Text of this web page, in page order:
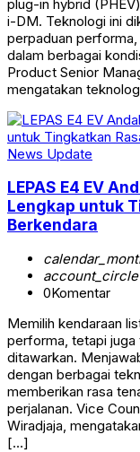
plug-in hybrid
i-DM. Teknologi ini
perpaduan
dalam berbagai
Product Senior
mengatakan
News Update
LEPAS E4 EV
Lengkap untuk
Berkendara
account_circle
0Komentar
Memilih kendaraan
performa, tetapi juga
ditawarkan.
dengan berbagai
memberikan rasa
perjalanan. Vice
Wiradjaja,
[…]